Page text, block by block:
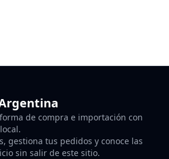
de compra e importación con
gestiona tus pedidos y conoce las
sin salir de este sitio.